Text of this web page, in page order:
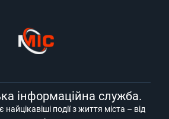
інформаційна служба.
події з життя міста – від